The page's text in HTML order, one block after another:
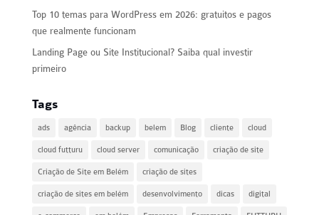
Top 10 temas para WordPress em 2026: gratuitos e pagos
que realmente funcionam
Landing Page ou Site Institucional? Saiba qual investir
primeiro
Tags
ads agência backup belem Blog cliente cloud
cloud futturu cloud server comunicação criação de site
Criação de Site em Belém criação de sites
criação de sites em belém desenvolvimento dicas digital